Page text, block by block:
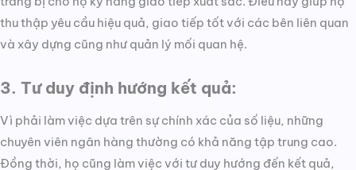
thu thập yêu cầu hiệu quả, giao tiếp tốt với các bên liên quan
và xây dựng cũng như quản lý mối quan hệ.
3. Tư duy định hướng kết quả:
Vì phải làm việc dựa trên sự chính xác của số liệu, những
chuyên viên ngân hàng thường có khả năng tập trung cao.
Đồng thời, họ cũng làm việc với tư duy hướng đến kết quả,